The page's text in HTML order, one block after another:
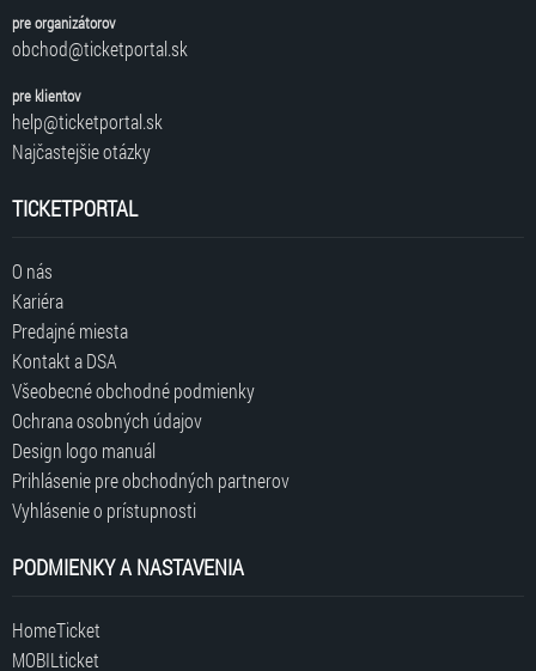
pre organizátorov
obchod@ticketportal.sk
pre klientov
help@ticketportal.sk
Najčastejšie otázky
TICKETPORTAL
O nás
Kariéra
Predajné miesta
Kontakt a DSA
Všeobecné obchodné podmienky
Ochrana osobných údajov
Design logo manuál
Prihlásenie pre obchodných partnerov
Vyhlásenie o prístupnosti
PODMIENKY A NASTAVENIA
HomeTicket
MOBILticket